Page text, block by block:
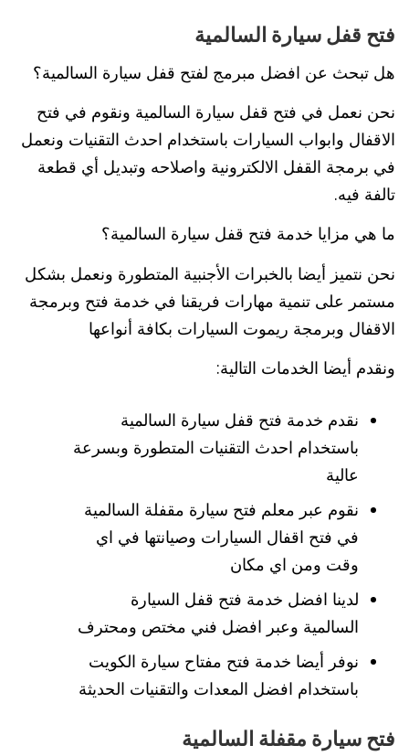
فتح قفل سيارة السالمية
هل تبحث عن افضل مبرمج لفتح قفل سيارة السالمية؟
نحن نعمل في فتح قفل سيارة السالمية ونقوم في فتح
الاقفال وابواب السيارات باستخدام احدث التقنيات ونعمل
في برمجة القفل الالكترونية واصلاحه وتبديل أي قطعة
تالفة فيه.
ما هي مزايا خدمة فتح قفل سيارة السالمية؟
نحن نتميز أيضا بالخبرات الأجنبية المتطورة ونعمل بشكل
مستمر على تنمية مهارات فريقنا في خدمة فتح وبرمجة
الاقفال وبرمجة ريموت السيارات بكافة أنواعها
ونقدم أيضا الخدمات التالية:
نقدم خدمة فتح قفل سيارة السالمية
باستخدام احدث التقنيات المتطورة وبسرعة
عالية
نقوم عبر معلم فتح سيارة مقفلة السالمية
في فتح اقفال السيارات وصيانتها في اي
وقت ومن اي مكان
لدينا افضل خدمة فتح قفل السيارة
السالمية وعبر افضل فني مختص ومحترف
نوفر أيضا خدمة فتح مفتاح سيارة الكويت
باستخدام افضل المعدات والتقنيات الحديثة
فتح سيارة مقفلة السالمية